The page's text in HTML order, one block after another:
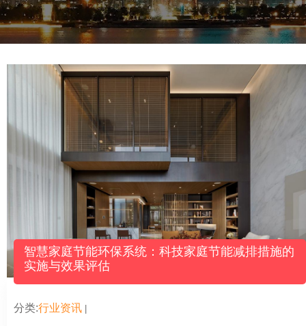
智慧家庭节能环保系统：科技家庭节能减排措施的
实施与效果评估
分类:行业资讯